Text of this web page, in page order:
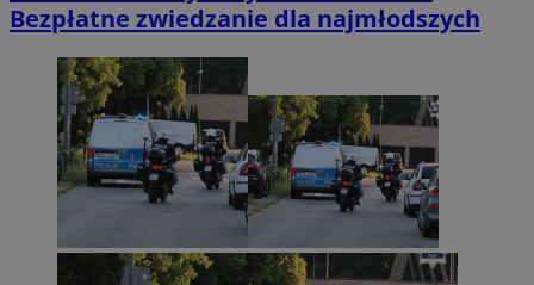
Bezpłatne zwiedzanie dla najmłodszych